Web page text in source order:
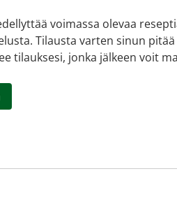
voimassa olevaa
Tilausta varten sinun
tilauksesi, jonka jälkeen voit